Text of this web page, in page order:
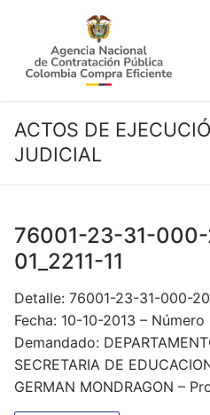
contenido
ACTOS DE
JUDICIAL
76001-23-31-
01_2211-11
Detalle: 76001-23-31-000-
Fecha: 10-10-2013 – Número
Demandado:
SECRETARIA DE
GERMAN MONDRAGON –